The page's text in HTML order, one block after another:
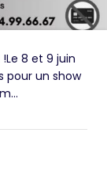
!Le 8 et 9 juin
pour un show